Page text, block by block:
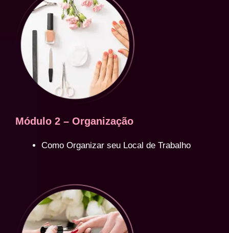
Módulo 2 – Organização
Como Organizar seu Local de Trabalho